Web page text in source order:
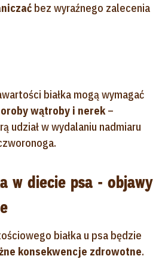
bez wyraźnego zalecenia
białka mogą wymagać
wątroby i nerek–
udział w wydalaniu nadmiaru
w diecie psa - objawy
białka u psa będzie
konsekwencje zdrowotne.